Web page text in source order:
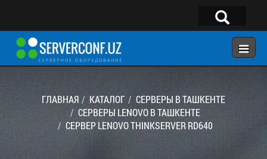
×
ГЛАВНАЯ
КОНФИГУРАТОР
Telegram:@serverconf_uz
Тел: (90) 932-18-00
ГЛАВНАЯ КАТАЛОГ
СЕРВЕРЫ В ТАШКЕНТЕ
СЕРВЕРЫ LENOVO В ТАШКЕНТЕ
СЕРВЕР LENOVO THINKSERVER RD640